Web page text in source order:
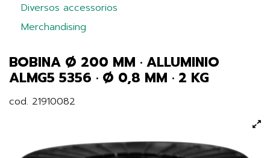
Diversos accessorios
Merchandising
BOBINA Ø 200 MM · ALLUMINIO
ALMG5 5356 · Ø 0,8 MM · 2 KG
cod. 21910082